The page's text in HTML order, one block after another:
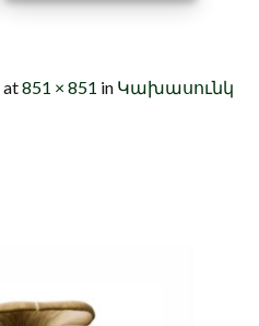
at851 × 851 in Կախասունկ